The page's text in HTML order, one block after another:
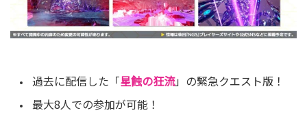
過去に配信した「星蝕の狂流」の緊急クエスト版！
最大8人での参加が可能！